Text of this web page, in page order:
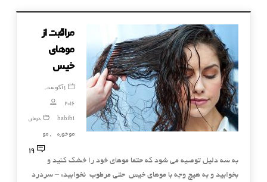
مراقبت از
موهای
خیس
1 آگوست,
2016
habibi
درمان
موخوره
, مو
19
به سه دلیل توصیه می شود که حتما موهای خود را خشک کنید و
بخوابید و به هیچ وجه با موهای خیس حتی مرطوب نخوابید: – سردرد